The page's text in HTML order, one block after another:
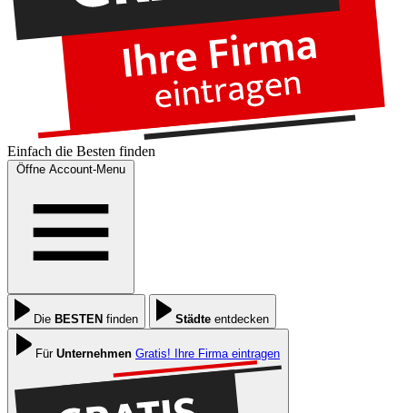
Einfach die Besten finden
Öffne Account-Menu
Die BESTEN finden Städte entdecken
Für Unternehmen Gratis! Ihre Firma eintragen